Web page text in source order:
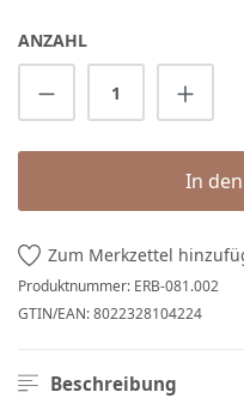
ANZAHL
Produkt Anzahl:
In
Zum Merkzettel
Produktnummer: ERB-081.002
GTIN/EAN:8022328104224
Beschreibung